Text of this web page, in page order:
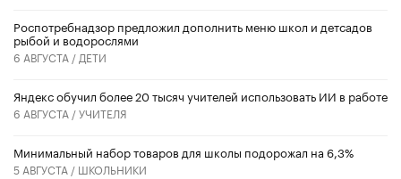
Роспотребнадзор предложил дополнить меню школ и детсадов
рыбой и водорослями
6 АВГУСТА / ДЕТИ
​Яндекс обучил более 20 тысяч учителей использовать ИИ в работе
6 АВГУСТА /УЧИТЕЛЯ
Минимальный набор товаров для школы подорожал на 6,3%
5 АВГУСТА / ШКОЛЬНИКИ